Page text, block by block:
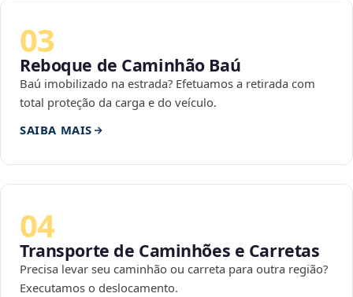
03
Reboque de Caminhão Baú
Baú imobilizado na estrada? Efetuamos a retirada com
total proteção da carga e do veículo.
SAIBA MAIS
04
Transporte de Caminhões e Carretas
Precisa levar seu caminhão ou carreta para outra região?
Executamos o deslocamento.